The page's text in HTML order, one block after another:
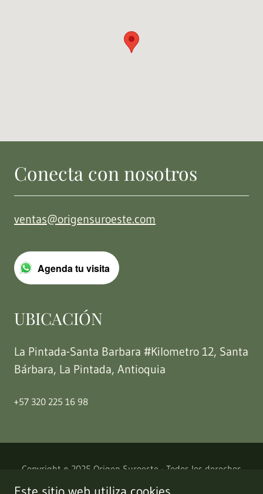
Conecta con nosotros
ventas@origensuroeste.com
Agenda tu visita
UBICACIÓN
La Pintada-Santa Barbara #Kilometro 12, Santa
Bárbara, La Pintada, Antioquia
+57 320 225 16 98
Copyright © 2025 Origen Suroeste - Todos los derechos